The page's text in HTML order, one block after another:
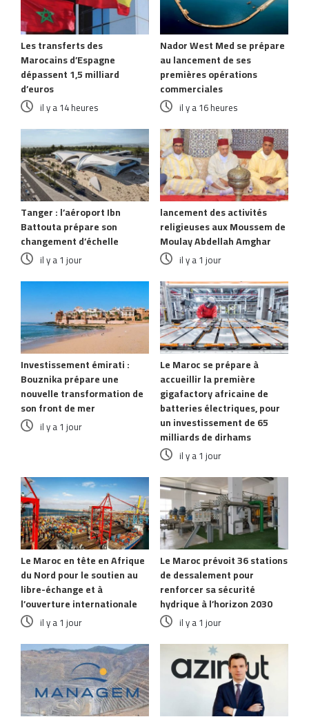
Les transferts des
Marocains d’Espagne
dépassent 1,5 milliard
d’euros
il y a 14 heures
Nador West Med se prépare
au lancement de ses
premières opérations
commerciales
il y a 16 heures
Tanger : l’aéroport Ibn
Battouta prépare son
changement d’échelle
il y a 1 jour
lancement des activités
religieuses aux Moussem de
Moulay Abdellah Amghar
il y a 1 jour
Investissement émirati :
Bouznika prépare une
nouvelle transformation de
son front de mer
il y a 1 jour
Le Maroc se prépare à
accueillir la première
gigafactory africaine de
batteries électriques, pour
un investissement de 65
milliards de dirhams
il y a 1 jour
Le Maroc en tête en Afrique
du Nord pour le soutien au
libre-échange et à
l’ouverture internationale
il y a 1 jour
Le Maroc prévoit 36 stations
de dessalement pour
renforcer sa sécurité
hydrique à l’horizon 2030
il y a 1 jour